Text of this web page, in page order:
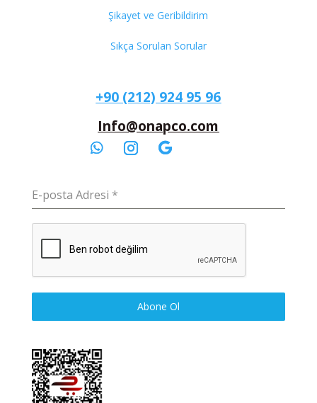
Şikayet ve Geribildirim
Sıkça Sorulan Sorular
+90 (212) 924 95 96
Info@onapco.com
E-posta Adresi *
Abone Ol